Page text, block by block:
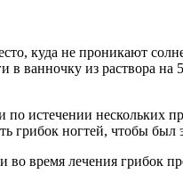
куда не проникают
ванночку из раствора на
истечении нескольких
грибок ногтей, чтобы был
время лечения грибок